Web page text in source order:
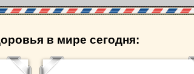
в мире сегодня: